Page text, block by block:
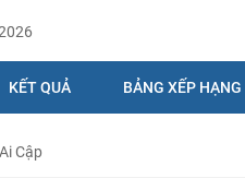
KẾT QUẢ BẢNG XẾP HẠNG
Cập